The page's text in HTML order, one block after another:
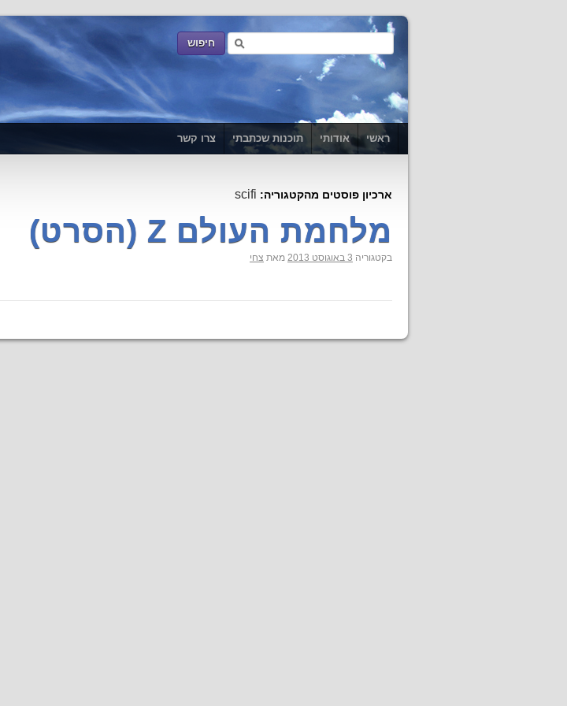
ראשי אודותי תוכנות שכתבתי צרו קשר
ארכיון פוסטים מהקטגוריה: scifi
מלחמת העולם Z (הסרט)
בקטגוריה 3 באוגוסט 2013 מאת צחי